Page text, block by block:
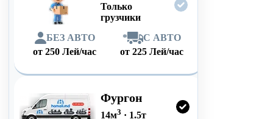
Только
грузчики
БЕЗ АВТО
от250 Лей/час
*
С АВТО
от 225 Лей/час
Фургон
14м3 · 1.5т